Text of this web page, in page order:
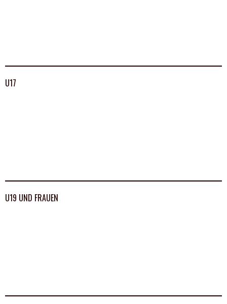
U17
U19 UND FRAUEN